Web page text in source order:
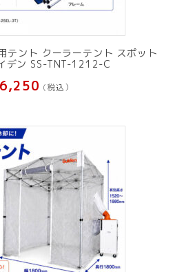
テント クーラーテント スポット
デン SS-TNT-1212-C
(税込）